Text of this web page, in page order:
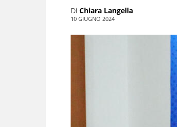
Di Chiara Langella
10 GIUGNO 2024